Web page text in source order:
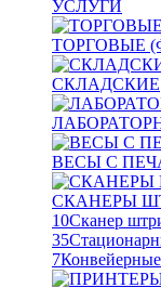
УСЛУГИ
ТОРГОВЫЕ
СКЛАДСКИЕ
ВЕСЫ С
СКАНЕРЫ
10Сканер
35
7